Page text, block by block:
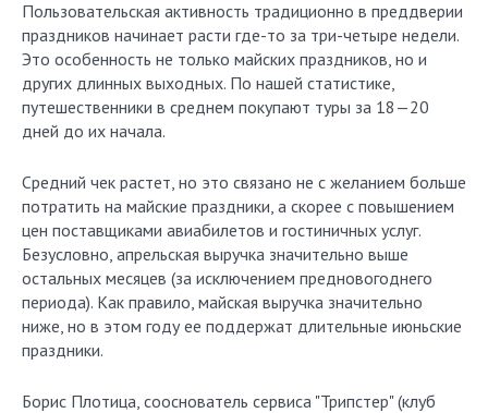
Пользовательская активность традиционно в преддверии
праздников начинает расти где-то за три-четыре недели.
Это особенность не только майских праздников, но и
других длинных выходных. По нашей статистике,
путешественники в среднем покупают туры за 18—20
дней до их начала.
Средний чек растет, но это связано не с желанием больше
потратить на майские праздники, а скорее с повышением
цен поставщиками авиабилетов и гостиничных услуг.
Безусловно, апрельская выручка значительно выше
остальных месяцев (за исключением предновогоднего
периода). Как правило, майская выручка значительно
ниже, но в этом году ее поддержат длительные июньские
праздники.
Борис Плотица, сооснователь сервиса "Трипстер" (клуб